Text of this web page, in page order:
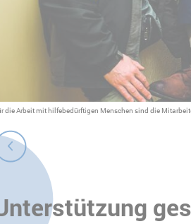
die Arbeit mit hilfebedürftigen Menschen sind die